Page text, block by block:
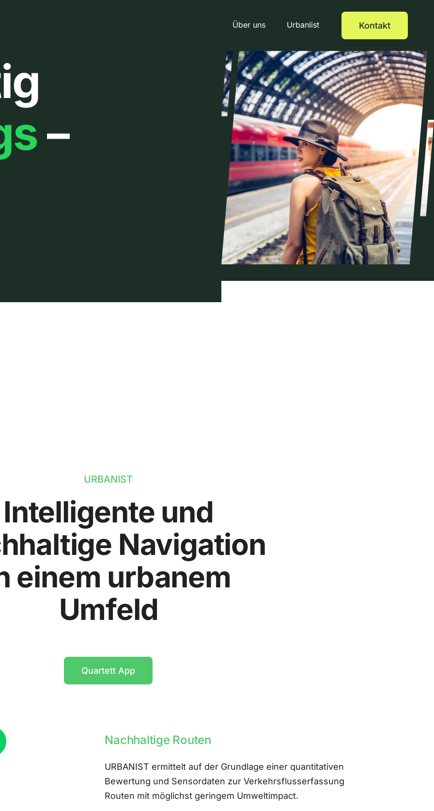
Über uns Urbanlist Kontakt
–
URBANIST
Intelligente und
Navigation
einem urbanem
Umfeld
Quartett App
Nachhaltige Routen
URBANIST ermittelt auf der Grundlage einer quantitativen
Bewertung und Sensordaten zur Verkehrsflusserfassung
Routen mit möglichst geringem Umweltimpact.